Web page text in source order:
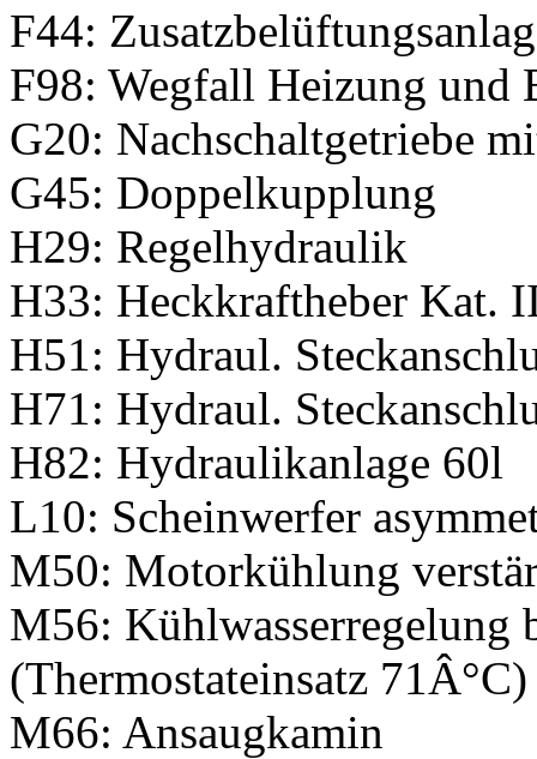
F44:
F98: Wegfall Heizung und
G20: Nachschaltgetriebe
G45: Doppelkupplung
H29: Regelhydraulik
H33: Heckkraftheber Kat.
H51: Hydraul.
H71: Hydraul.
H82: Hydraulikanlage 60l
L10: Scheinwerfer
M50: Motorkühlung
M56: Kühlwasserregelung
(Thermostateinsatz 71Â°C)
M66: Ansaugkamin